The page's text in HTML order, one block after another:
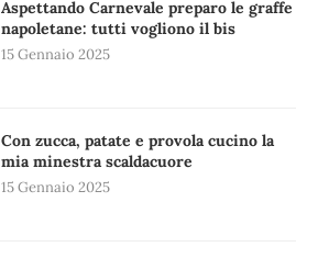
Aspettando Carnevale preparo le graffe
napoletane: tutti vogliono il bis
15 Gennaio 2025
Con zucca, patate e provola cucino la
mia minestra scaldacuore
15 Gennaio 2025